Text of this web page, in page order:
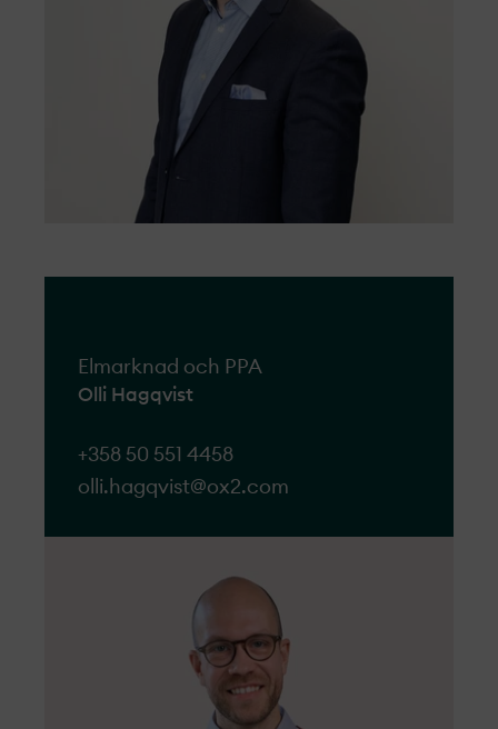
Elmarknad och PPA
Olli Hagqvist
+358 50 551 4458
olli.hagqvist@ox2.com